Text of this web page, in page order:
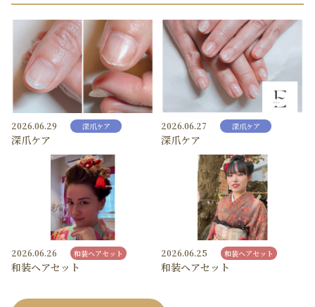
2026.06.29 深爪ケア
深爪ケア
2026.06.27 深爪ケア
深爪ケア
2026.06.26 和装ヘアセット
和装ヘアセット
2026.06.25 和装ヘアセット
和装ヘアセット